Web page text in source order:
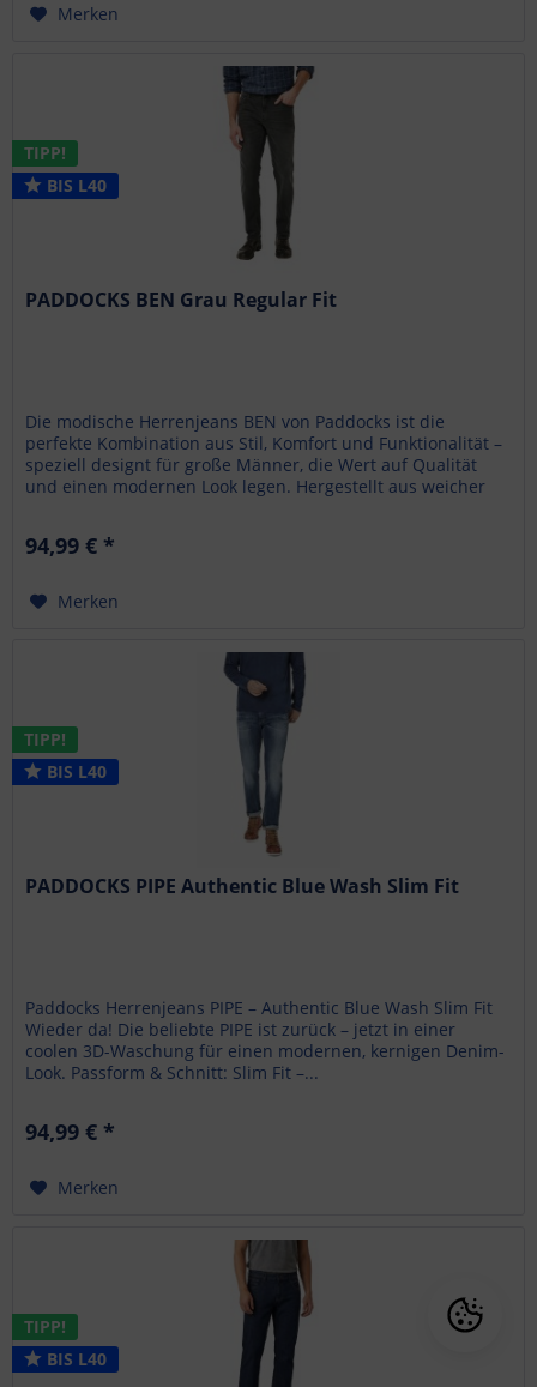
Merken
TIPP!
BIS L40
PADDOCKS BEN Grau Regular Fit
Die modische Herrenjeans BEN von Paddocks ist die
perfekte Kombination aus Stil, Komfort und Funktionalität –
speziell designt für große Männer, die Wert auf Qualität
und einen modernen Look legen. Hergestellt aus weicher
94,99 € *
Merken
TIPP!
BIS L40
PADDOCKS PIPE Authentic Blue Wash Slim Fit
Paddocks Herrenjeans PIPE – Authentic Blue Wash Slim Fit
Wieder da! Die beliebte PIPE ist zurück – jetzt in einer
coolen 3D-Waschung für einen modernen, kernigen Denim-
Look. Passform & Schnitt: Slim Fit –...
94,99 € *
Merken
TIPP!
BIS L40